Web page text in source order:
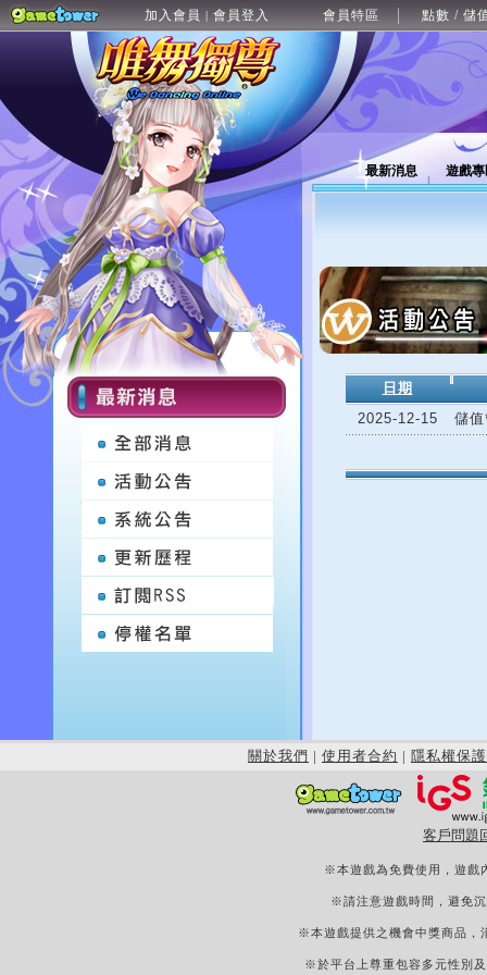
加入會員 | 會員登入 會員特區 點數 / 儲
最新消息 遊戲
日期
2025-12-15
儲
關於我們 | 使用者合約 | 隱私權保護
客戶問題
※本遊戲為免費使用，遊戲
※請注意遊戲時間，避免
※本遊戲提供之機會中獎商品，
※於平台上尊重包容多元性別